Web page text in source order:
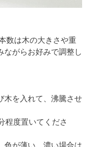
数は木の大きさや重
ながらお好みで調整し
を入れて、沸騰させ
程度置いてくださ